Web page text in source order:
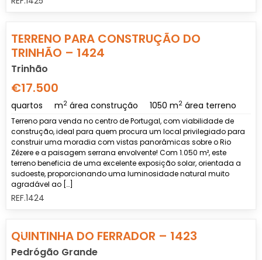
Previous
TERRENO PARA CONSTRUÇÃO DO
TRINHÃO – 1424
Trinhão
€17.500
quartos m2 área construção 1050 m2 área terreno
Terreno para venda no centro de Portugal, com viabilidade de
construção, ideal para quem procura um local privilegiado para
construir uma moradia com vistas panorâmicas sobre o Rio
Zêzere e a paisagem serrana envolvente! Com 1.050 m², este
terreno beneficia de uma excelente exposição solar, orientada a
sudoeste, proporcionando uma luminosidade natural muito
agradável ao […]
REF.1424
Previous
QUINTINHA DO FERRADOR – 1423
Pedrógão Grande